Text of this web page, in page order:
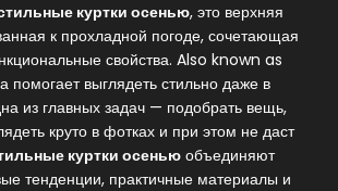
куртки осенью, это верхняя
к прохладной погоде, сочетающая
свойства. Also known as
помогает выглядеть стильно даже в
из главных задач — подобрать вещь,
круто в фотках и при этом не даст
куртки осеньюобъединяют
тенденции, практичные материалы и